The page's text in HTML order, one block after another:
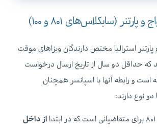
پارتنر (سابکلاس‌های ۸۰۱ و ۱۰۰)‌
پارتنر استرالیا مختص دارندگان ویزاهای موقت
که حداقل دو سال از تاریخ ارسال درخواست
است و رابطه آنها با اسپانسر همچنان
دو نوع دارند:
از داخل